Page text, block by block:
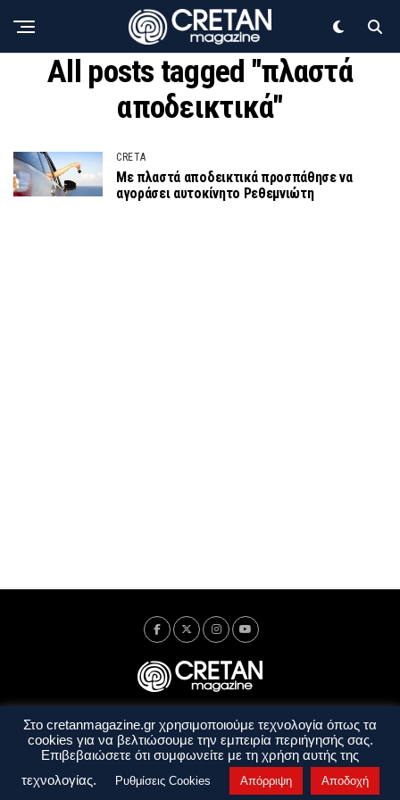
All posts tagged "πλαστά
αποδεικτικά"
CRETA
Με πλαστά αποδεικτικά προσπάθησε να
αγοράσει αυτοκίνητο Ρεθεμνιώτη
Ταυτότητα Πολιτική Απορρήτου
Όροι Χρήσης
Όροι και Προϋποθέσεις
Στο cretanmagazine.gr χρησιμοποιούμε τεχνολογία όπως τα
cookies για να βελτιώσουμε την εμπειρία περιήγησής σας.
Επιβεβαιώσετε ότι συμφωνείτε με τη χρήση αυτής της
τεχνολογίας.
Ρυθμίσεις Cookies Απόρριψη Αποδοχή